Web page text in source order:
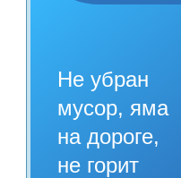
Не убран
мусор, яма
на дороге,
не горит